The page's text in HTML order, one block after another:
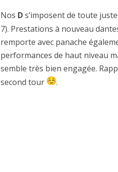
Nos Ds’imposent de toute
7). Prestations à nouveau
remporte avec panache
performances de haut niveau
semble très bien engagée.
second tour
.